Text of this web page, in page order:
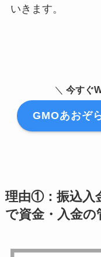
いきます。
＼ 今すぐ
GMOあおぞ
理由①：振込入
で資金・入金の